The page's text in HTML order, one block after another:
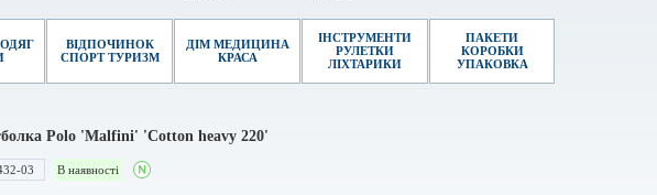
ВІДПОЧИНОК
СПОРТ ТУРИЗМ
ДІМ МЕДИЦИНА
КРАСА
ІНСТРУМЕНТИ
РУЛЕТКИ
ЛІХТАРИКИ
ПАКЕТИ
КОРОБКИ
УПАКОВКА
Polo 'Malfini' 'Cotton heavy 220'
03 В наявності